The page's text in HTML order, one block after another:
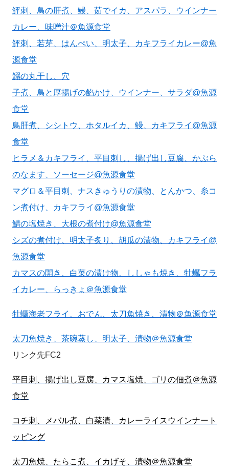
鮃刺、鳥の肝煮、鰻、茹でイカ、アスパラ、ウインナー
カレー、味噌汁＠魚源食堂
鮃刺、若芽、はんぺい、明太子、カキフライカレー@魚
源食堂
鰯の丸干し、穴
子煮、鳥と厚揚げの餡かけ、ウインナー、サラダ@魚源
食堂
鳥肝煮、シシトウ、ホタルイカ、鰻、カキフライ@魚源
食堂
ヒラメ＆カキフライ、平目刺し、揚げ出し豆腐、かぶら
のなます、ソーセージ@魚源食堂
マグロ＆平目刺、ナスきゅうりの漬物、とんかつ、糸コ
ン煮付け、カキフライ@魚源食堂
鯖の塩焼き、大根の煮付け@魚源食堂
シズの煮付け、明太子炙り、胡瓜の漬物、カキフライ@
魚源食堂
カマスの開き、白菜の漬け物、ししゃも焼き、牡蠣フラ
イカレー、らっきょ＠魚源食堂
牡蠣海老フライ、おでん、太刀魚焼き、漬物＠魚源食堂
太刀魚焼き、茶碗蒸し、明太子、漬物＠魚源食堂
リンク先FC2
平目刺、揚げ出し豆腐、カマス塩焼、ゴリの佃煮＠魚源
食堂
コチ刺、メバル煮、白菜漬、カレーライスウインナート
ッピング
太刀魚焼、たらこ煮、イカげそ、漬物＠魚源食堂